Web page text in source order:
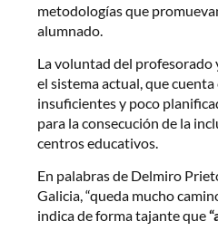
metodologías que
alumnado.
La voluntad del
el sistema actual, que
insuficientes y poco
para la consecución de la
centros educativos.
En palabras de Delmiro
Galicia, “queda mucho
indica de forma tajante que